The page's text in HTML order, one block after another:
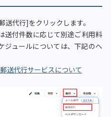
代行]をクリックします。
送付件数に応じて別途ご利用料
ジュールについては、下記のヘ
送代行サービスについて